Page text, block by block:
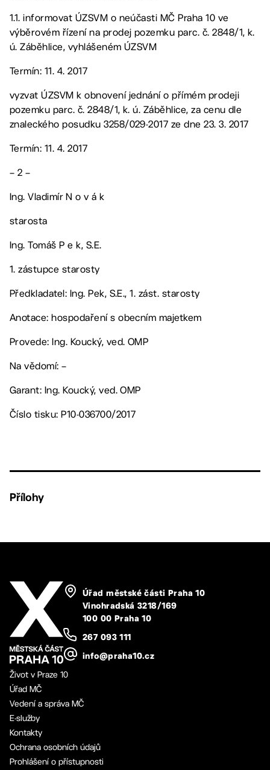
1.1. informovat ÚZSVM o neúčasti MČ Praha 10 ve
výběrovém řízení na prodej pozemku parc. č. 2848/1, k.
ú. Záběhlice, vyhlášeném ÚZSVM
Termín: 11. 4. 2017
vyzvat ÚZSVM k obnovení jednání o přímém prodeji
pozemku parc. č. 2848/1, k. ú. Záběhlice, za cenu dle
znaleckého posudku 3258/029-2017 ze dne 23. 3. 2017
Termín: 11. 4. 2017
– 2 –
Ing. Vladimír N o v á k
starosta
Ing. Tomáš P e k, S.E.
1. zástupce starosty
Předkladatel: Ing. Pek, S.E., 1. zást. starosty
Anotace: hospodaření s obecním majetkem
Provede: Ing. Koucký, ved. OMP
Na vědomí: –
Garant: Ing. Koucký, ved. OMP
Číslo tisku: P10-036700/2017
Přílohy
Úřad městské části Praha 10
Vinohradská 3218/169
100 00 Praha 10
267 093 111
info@praha10.cz
Život v Praze 10
Úřad MČ
Vedení a správa MČ
E-služby
Kontakty
Ochrana osobních údajů
Prohlášení o přístupnosti